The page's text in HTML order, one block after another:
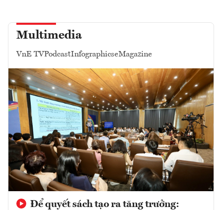
Multimedia
VnE TVPodcastInfographicseMagazine
Để quyết sách tạo ra tăng trưởng: